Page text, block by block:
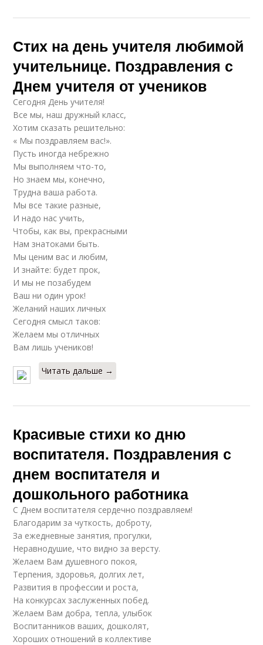
Стих на день учителя любимой
учительнице. Поздравления с
Днем учителя от учеников
Сегодня День учителя!
Все мы, наш дружный класс,
Хотим сказать решительно:
« Мы поздравляем вас!».
Пусть иногда небрежно
Мы выполняем что-то,
Но знаем мы, конечно,
Трудна ваша работа.
Мы все такие разные,
И надо нас учить,
Чтобы, как вы, прекрасными
Нам знатоками быть.
Мы ценим вас и любим,
И знайте: будет прок,
И мы не позабудем
Ваш ни один урок!
Желаний наших личных
Сегодня смысл таков:
Желаем мы отличных
Вам лишь учеников!
Читать дальше →
Красивые стихи ко дню
воспитателя. Поздравления с
днем воспитателя и
дошкольного работника
С Днем воспитателя сердечно поздравляем!
Благодарим за чуткость, доброту,
За ежедневные занятия, прогулки,
Неравнодушие, что видно за версту.
Желаем Вам душевного покоя,
Терпения, здоровья, долгих лет,
Развития в профессии и роста,
На конкурсах заслуженных побед.
Желаем Вам добра, тепла, улыбок
Воспитанников ваших, дошколят,
Хороших отношений в коллективе